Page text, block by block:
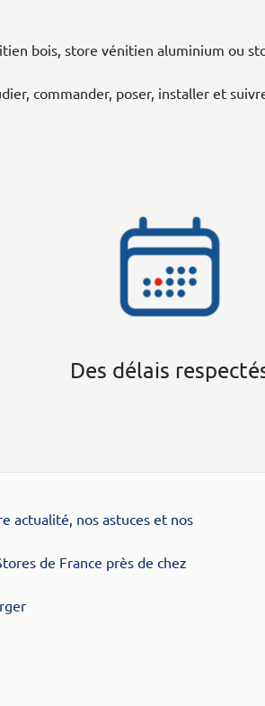
bois, store vénitien aluminium ou
commander, poser, installer et
Des délais
actualité, nos astuces et nos
de France près de chez